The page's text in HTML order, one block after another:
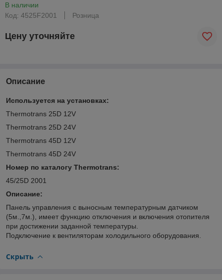
В наличии
Код: 4525F2001
Розница
Цену уточняйте
Описание
Используется на установках:
Thermotrans 25D 12V
Thermotrans 25D 24V
Thermotrans 45D 12V
Thermotrans 45D 24V
Номер по каталогу Thermotrans:
45/25D 2001
Описание:
Панель управления с выносным температурным датчиком
(5м.,7м.), имеет функцию отключения и включения отопителя
при достижении заданной температуры.
Подключение к вентиляторам холодильного оборудования.
Скрыть